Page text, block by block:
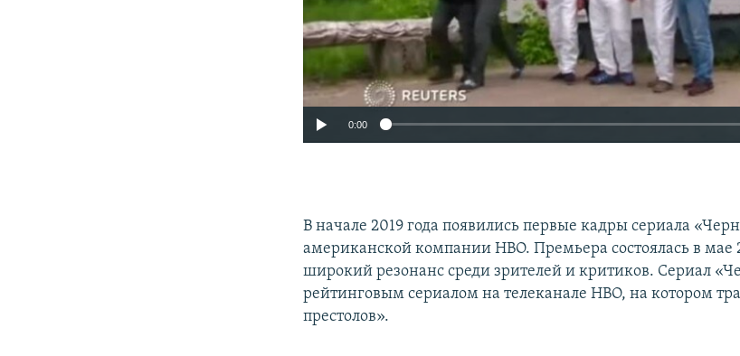
0:00
В начале 2019 года появились первые кадры сериала
американской компании HBO. Премьера состоялась в мае
широкий резонанс среди зрителей и критиков. Сериал
рейтинговым сериалом на телеканале HBO, на котором
престолов».